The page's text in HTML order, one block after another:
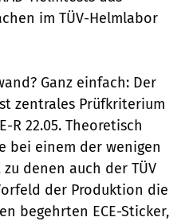
im TÜV-Helmlabor
Ganz einfach: Der
zentrales Prüfkriterium
R 22.05. Theoretisch
bei einem der wenigen
denen auch der TÜV
der Produktion die
begehrten ECE-Sticker,